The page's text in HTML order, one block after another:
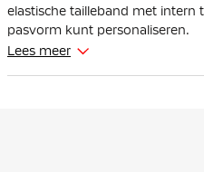
elastische tailleband met intern
pasvorm kunt personaliseren.
Lees meer